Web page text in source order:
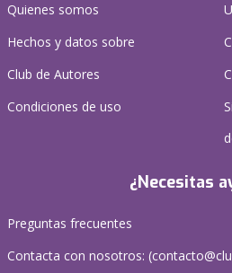
Quienes somos
Hechos y datos sobre
Club de Autores
Condiciones de uso
¿Necesitas
Preguntas frecuentes
Contacta con nosotros: (